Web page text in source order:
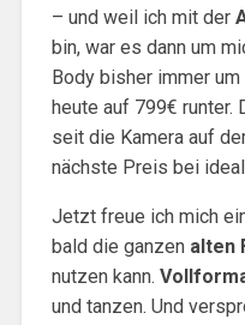
– und weil ich mit der
bin, war es dann um
Body bisher immer
heute auf 799€ runter.
seit die Kamera auf
nächste Preis bei
Jetzt freue ich mich
bald die ganzen alten
nutzen kann.
und tanzen. Und